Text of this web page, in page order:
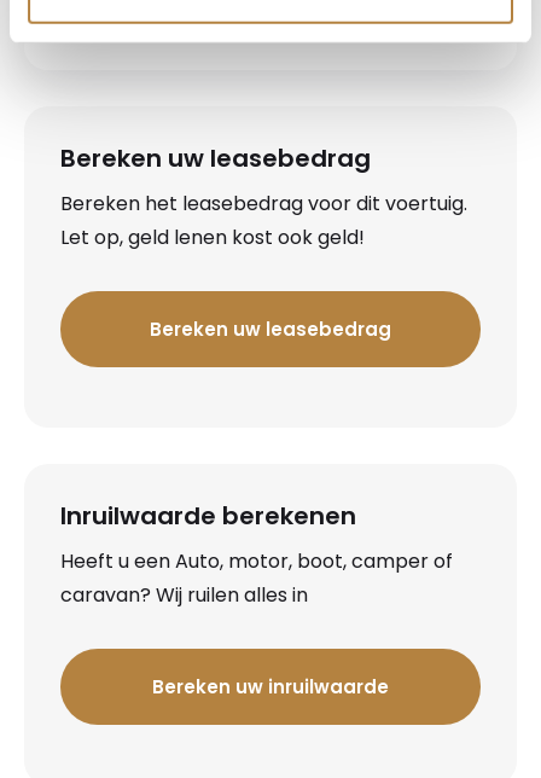
Bereken uw leasebedrag
Bereken het leasebedrag voor dit voertuig.
Let op, geld lenen kost ook geld!
Bereken uw leasebedrag
Inruilwaarde berekenen
Heeft u een Auto, motor, boot, camper of
caravan? Wij ruilen alles in
Bereken uw inruilwaarde